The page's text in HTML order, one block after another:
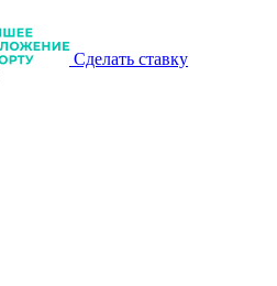
Сделать ставку